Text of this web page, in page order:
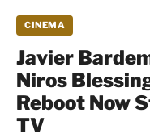
CINEMA
Javier
Niros
Reboot Now
TV